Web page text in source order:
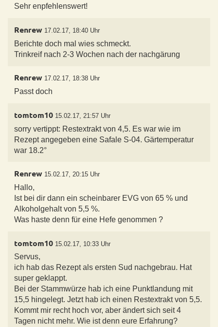
Sehr enpfehlenswert!
Renrew 17.02.17, 18:40 Uhr
Berichte doch mal wies schmeckt.
Trinkreif nach 2-3 Wochen nach der nachgärung
Renrew 17.02.17, 18:38 Uhr
Passt doch
tomtom10 15.02.17, 21:57 Uhr
sorry vertippt: Restextrakt von 4,5. Es war wie im
Rezept angegeben eine Safale S-04. Gärtemperatur
war 18.2°
Renrew 15.02.17, 20:15 Uhr
Hallo,
Ist bei dir dann ein scheinbarer EVG von 65 % und
Alkoholgehalt von 5,5 %.
Was haste denn für eine Hefe genommen ?
tomtom10 15.02.17, 10:33 Uhr
Servus,
ich hab das Rezept als ersten Sud nachgebrau. Hat
super geklappt.
Bei der Stammwürze hab ich eine Punktlandung mit
15,5 hingelegt. Jetzt hab ich einen Restextrakt von 5,5.
Kommt mir recht hoch vor, aber ändert sich seit 4
Tagen nicht mehr. Wie ist denn eure Erfahrung?